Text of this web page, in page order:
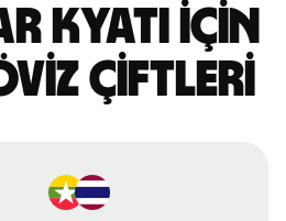
kyatı için
çiftleri